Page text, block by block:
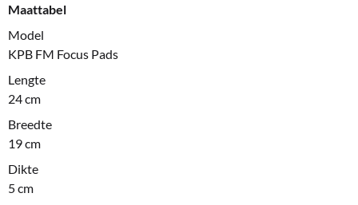
Maattabel
Model
KPB FM Focus Pads
Lengte
24 cm
Breedte
19 cm
Dikte
5 cm